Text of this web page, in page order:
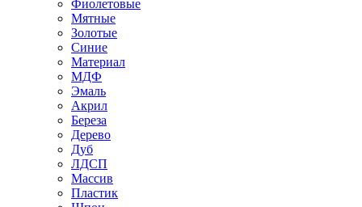
Фиолетовые
Мятные
Золотые
Синие
Материал
МДФ
Эмаль
Акрил
Береза
Дерево
Дуб
ЛДСП
Массив
Пластик